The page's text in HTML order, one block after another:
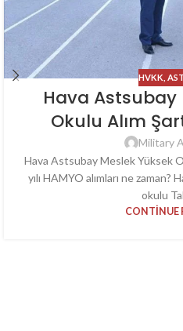
HVKK
Hava Astsubay
Okulu Alım
Military
Hava Astsubay Meslek Yüksek
yılı HAMYO alımları ne
okulu
CONTINUE